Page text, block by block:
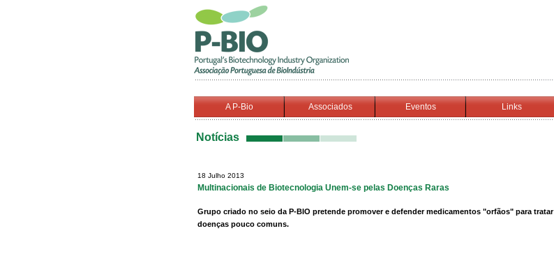
A P-Bio Associados Eventos Links
Notícias
18 Julho 2013
Multinacionais de Biotecnologia Unem-se pelas Doenças Raras
Grupo criado no seio da P-BIO pretende promover e defender medicamentos "orfãos" para tratar
doenças pouco comuns.